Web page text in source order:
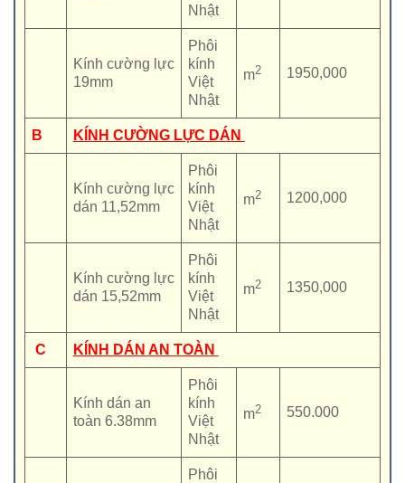
Nhật
Kính cường lực
19mm
Phôi
kính
Việt
Nhật
m2 1950,000
B KÍNH CƯỜNG LỰC DÁN
Kính cường lực
dán 11,52mm
Phôi
kính
Việt
Nhật
m2 1200,000
Kính cường lực
dán 15,52mm
Phôi
kính
Việt
Nhật
m2 1350,000
C KÍNH DÁN AN TOÀN
Kính dán an
toàn 6.38mm
Phôi
kính
Việt
Nhật
m2 550.000
Phôi